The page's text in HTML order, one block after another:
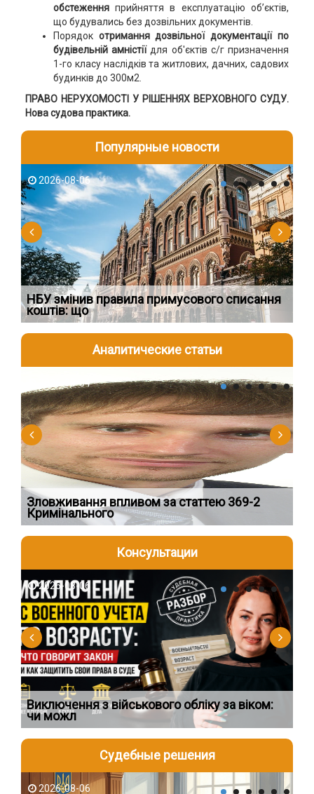
обстеженняприйняття в експлуатацію об’єктів,
що будувались без дозвільних документів.
Порядок отримання дозвільної документаціїпо
будівельній амністіїдля об'єктів с/г призначення
1-го класу наслідків та житлових, дачних, садових
будинків до 300м2.
ПРАВО НЕРУХОМОСТІ У РІШЕННЯХ ВЕРХОВНОГО СУДУ.
Нова судова практика.
Популярные новости
2026-08-06
НБУ змінив правила примусового списання
коштів: що
Аналитические статьи
2026-08-04
Зловживання впливом за статтею 369-2
Кримінального
Консультации
2026-08-06
Виключення з військового обліку за віком:
чи можл
Судебные решения
2026-08-06